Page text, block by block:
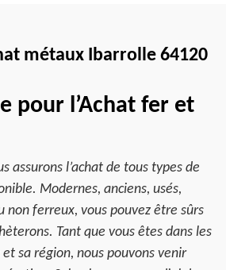
métaux Ibarrolle 64120
pour l’Achat fer et
assurons l’achat de tous types de
Modernes, anciens, usés,
non ferreux, vous pouvez être sûrs
Tant que vous êtes dans les
sa région, nous pouvons venir